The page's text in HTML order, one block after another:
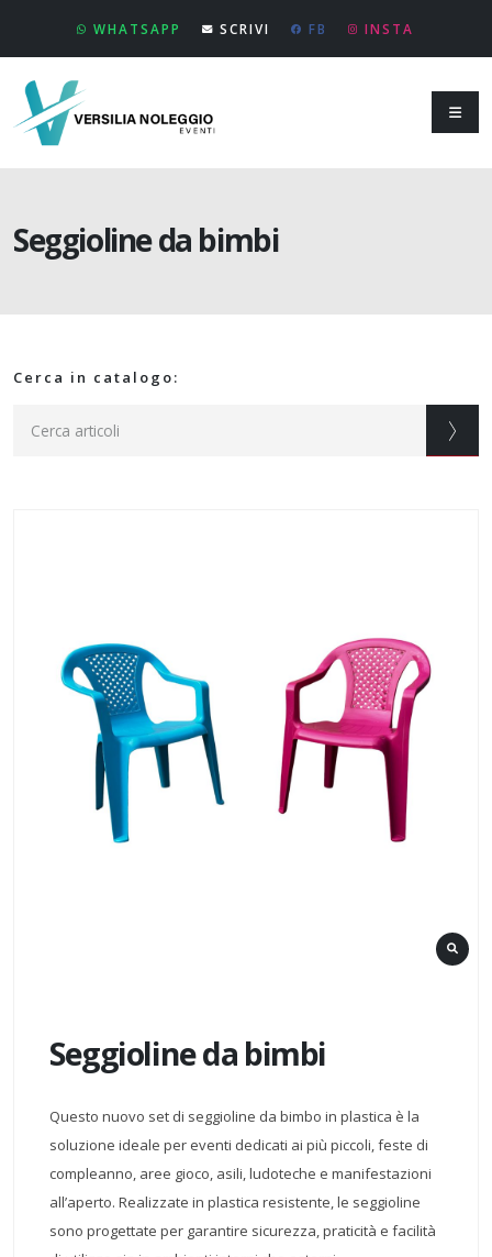
WHATSAPP SCRIVI FB INSTA
Seggioline da bimbi
Cerca in catalogo:
Seggioline da bimbi
Questo nuovo set di seggioline da bimbo in plastica è la
soluzione ideale per eventi dedicati ai più piccoli, feste di
compleanno, aree gioco, asili, ludoteche e manifestazioni
all’aperto. Realizzate in plastica resistente, le seggioline
sono progettate per garantire sicurezza, praticità e facilità